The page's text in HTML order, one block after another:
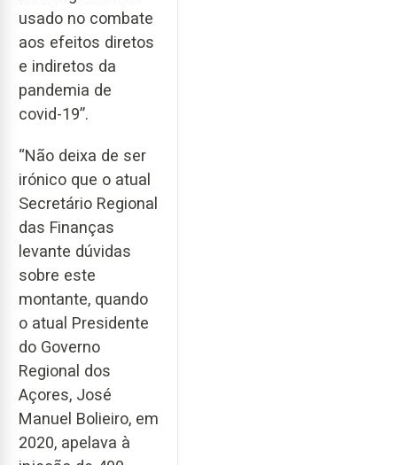
usado no combate
aos efeitos diretos
e indiretos da
pandemia de
covid-19”.
“Não deixa de ser
irónico que o atual
Secretário Regional
das Finanças
levante dúvidas
sobre este
montante, quando
o atual Presidente
do Governo
Regional dos
Açores, José
Manuel Bolieiro, em
2020, apelava à